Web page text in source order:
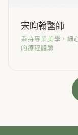
宋昀翰醫師
秉持專業美學，細
的療程體驗